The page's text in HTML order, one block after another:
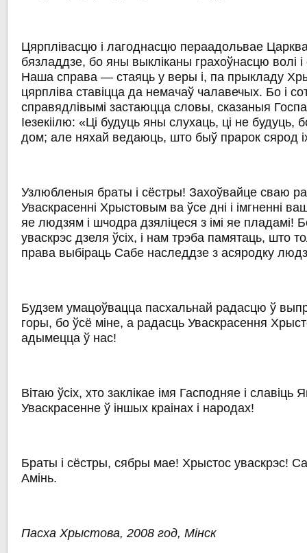
Цярплівасцю і лагоднасцю пераадольвае Царква
бязладдзе, бо яны выкліканы грахоўнасцю волі
Наша справа — стаяць у веры і, па прыкладу
цярпліва ставіцца да немачаў чалавечых. Бо і
справядлівымі застаюцца словы, сказаныя
Іезекіілю: «Ці будуць яны слухаць, ці не
дом; але няхай ведаюць, што быў прарок сярод
Узлюбленыя браты і сёстры! Захоўвайце сваю
Уваскрасенні Хрыстовым ва ўсе дні і імгненні
яе людзям і шчодра дзяліцеся з імі яе пладамі!
уваскрэс дзеля ўсіх, і нам трэба памятаць, што
права выбіраць Сабе наследдзе з асяродку
Будзем умацоўвацца пасхальнай радасцю ў
горы, бо ўсё міне, а радасць Уваскрасення
адымецца ў нас!
Вітаю ўсіх, хто заклікае імя Гасподняе і славіць
Уваскрасенне ў іншых краінах і народах!
Браты і сёстры, сябры мае! Хрыстос уваскрэс!
Амінь.
Пасха Хрыстова, 2008 год, Мінск